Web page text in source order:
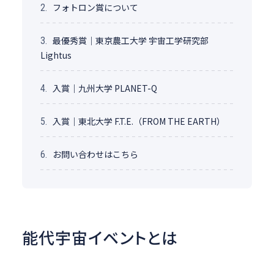
2. フォトロン賞について
3. 最優秀賞｜東京農工大学 宇宙工学研究部
Lightus
4. 入賞｜九州大学 PLANET-Q
5. 入賞｜東北大学 F.T.E.（FROM THE EARTH）
6. お問い合わせはこちら
能代宇宙イベントとは